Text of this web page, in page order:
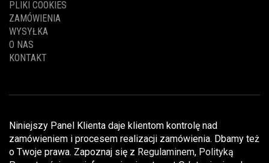
PLIKI COOKIES
ZAMÓWIENIA
WYSYŁKA
O NAS
KONTAKT
Niniejszy Panel Klienta daje klientom kontrolę nad
zamówieniem i procesem realizacji zamówienia. Dbamy też
o Twoje prawa. Zapoznaj się z Regulaminem, Polityką